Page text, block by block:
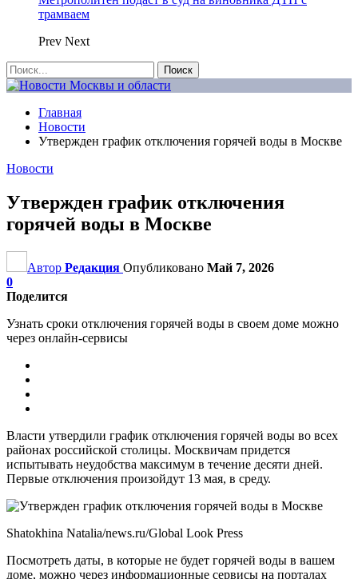
трамваем
Prev Next
Главная
Новости
Утвержден график отключения горячей воды в Москве
Новости
Утвержден график отключения
горячей воды в Москве
Автор Редакция Опубликовано Май 7, 2026
0
Поделится
Узнать сроки отключения горячей воды в своем доме можно
через онлайн-сервисы
Власти утвердили график отключения горячей воды во всех
районах российской столицы. Москвичам придется
испытывать неудобства максимум в течение десяти дней.
Первые отключения произойдут 13 мая, в среду.
Shatokhina Natalia/news.ru/Global Look Press
Посмотреть даты, в которые не будет горячей воды в вашем
доме, можно через информационные сервисы на порталах